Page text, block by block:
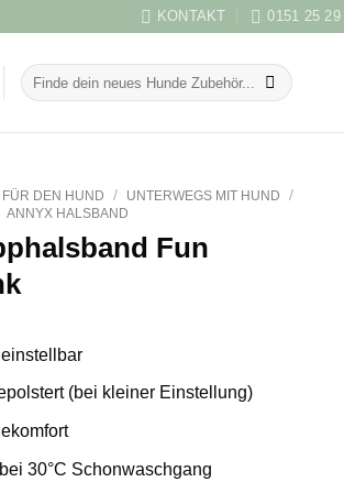
KONTAKT 0151 25 29
Suchen
nach:
DEN HUND / UNTERWEGS MIT HUND /
ANNYX HALSBAND
Fun
(bei kleiner Einstellung)
30°C Schonwaschgang